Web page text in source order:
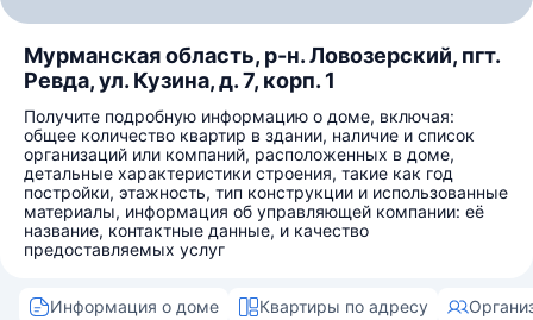
Мурманская область, р-н. Ловозерский, пгт.
Ревда, ул. Кузина, д. 7, корп. 1
Получите подробную информацию о доме, включая:
общее количество квартир в здании, наличие и список
организаций или компаний, расположенных в доме,
детальные характеристики строения, такие как год
постройки, этажность, тип конструкции и использованные
материалы, информация об управляющей компании: её
название, контактные данные, и качество
предоставляемых услуг
Информация о доме Квартиры по адресу